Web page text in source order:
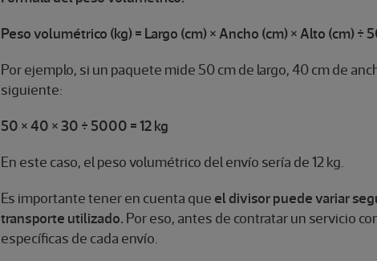
Peso volumétrico (kg) = Largo (cm) × Ancho (cm) × Alto (cm) ÷
Por ejemplo, si un paquete mide 50 cm de largo, 40 cm de
siguiente:
50 × 40 × 30 ÷ 5000 = 12 kg
En este caso, el peso volumétrico del envío sería de 12 kg.
Es importante tener en cuenta que el divisor puede variar
transporte utilizado. Por eso, antes de contratar un servicio
específicas de cada envío.